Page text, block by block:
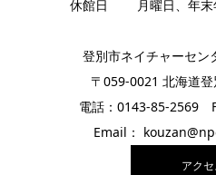
休館日 月曜日、年末
登別市ネイチャーセン
〒059-0021 北海道
電話：0143-85-2569
Email：
アク